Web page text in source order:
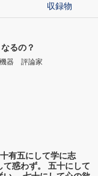
収録物
るの？
機器 評論家
有五にして学に志
て惑わず。 五十にして